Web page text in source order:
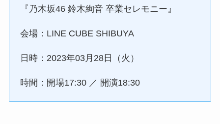
『乃木坂46 鈴木絢音 卒業セレモニー』
会場：LINE CUBE SHIBUYA
日時：2023年03月28日（火）
時間：開場17:30 ／ 開演18:30